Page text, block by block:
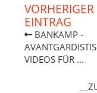
VORHERIGER
EINTRAG
BANKAMP -
VIDEOS FÜR ...